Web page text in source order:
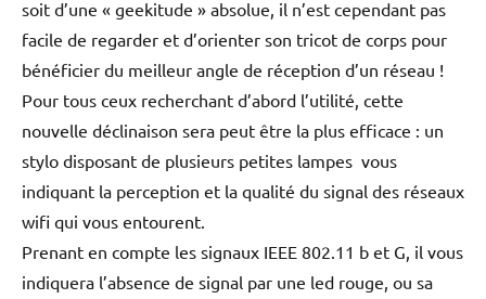
soit d’une « geekitude » absolue, il n’est cependant pas
facile de regarder et d’orienter son tricot de corps pour
bénéficier du meilleur angle de réception d’un réseau !
Pour tous ceux recherchant d’abord l’utilité, cette
nouvelle déclinaison sera peut être la plus efficace : un
stylo disposant de plusieurs petites lampes vous
indiquant la perception et la qualité du signal des réseaux
wifi qui vous entourent.
Prenant en compte les signaux IEEE 802.11 b et G, il vous
indiquera l’absence de signal par une led rouge, ou sa